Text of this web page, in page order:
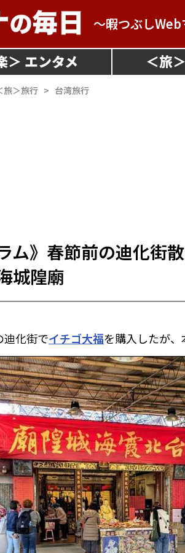
～暇つぶし
＞ ＜旅＞
旅＞旅行 > 台湾旅行
ム》春節前の迪化
城隍廟
迪化街でイチゴ大福を購入したが、